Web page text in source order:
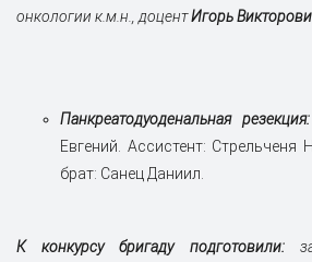
онкологии к.м.н., доцентИгорь
Панкреатодуоденальная резекция:
Евгений. Ассистент: Стрельченя
брат: Санец Даниил.
К конкурсу бригаду подготовили: